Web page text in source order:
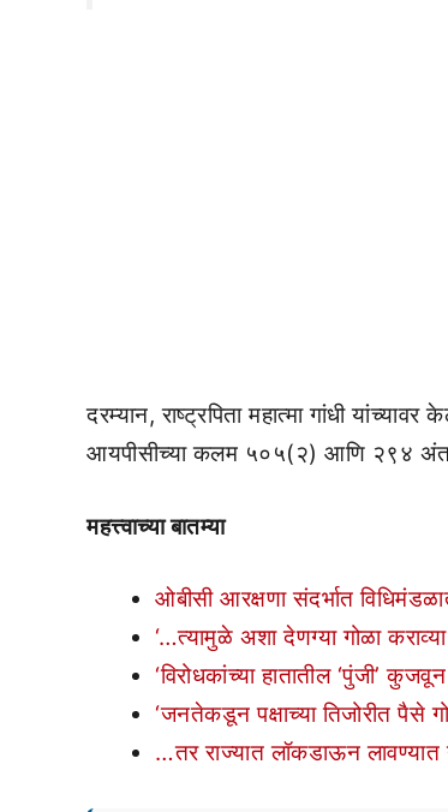
दरम्यान, राष्ट्रपिता महात्मा गांधी
आयपीसीच्या कलम ५०५(२) आणि २९४
महत्त्वाच्या बातम्या
ओबीसी आरक्षणा संदर्भात
‘…त्यामुळे अशा देणग्या गोळा
‘विरोधकांच्या हातातील ‘पुंजी’
‘जनतेकडून पक्षाच्या तिजोरीत
…तर राज्यात लॉकडाऊन लावण्यात